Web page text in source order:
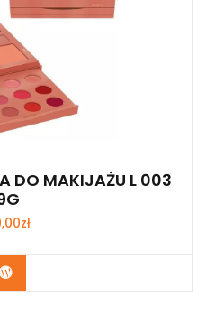
DO MAKIJAŻU L 003
zł
Zobacz